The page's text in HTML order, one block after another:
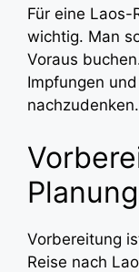
Für eine Laos-
wichtig. Man
Voraus
Impfungen
Planung
Vorbereitung
Reise nach